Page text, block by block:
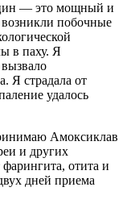
— это мощный и
побочные
в паху. Я
Я страдала от
удалось
Амоксиклав
и других
отита и
дней приема